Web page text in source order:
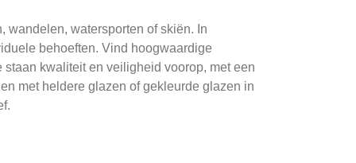
wandelen, watersporten of skiën. In
behoeften. Vind hoogwaardige
kwaliteit en veiligheid voorop, met een
met heldere glazen of gekleurde glazen in